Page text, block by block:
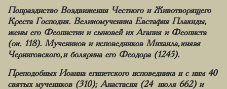
Попразднство Воздвижения Честного и Животворящего
Креста Господня. Великомученика Евстафия Плакиды,
жены его Феопистии и сыновей их Агапия и Феописта
(ок. 118). Мучеников и исповедников Михаила, князя
Черниговского, и болярина его Феодора (1245).
Преподобных Иоанна египетского исповедника и с ним 40
святых мучеников (310); Анастасия (24 июля 662) и